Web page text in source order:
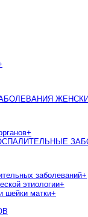
+
заболеваний+
этиологии+
шейки матки+